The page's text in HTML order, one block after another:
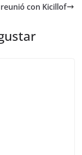
con Kicillof